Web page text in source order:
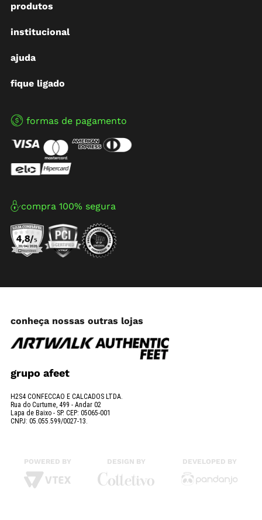
produtos
institucional
ajuda
fique ligado
formas de pagamento
compra 100% segura
conheça nossas outras lojas
grupo afeet
H2S4 CONFECCAO E CALCADOS LTDA.
Rua do Curtume, 499 - Andar 02
Lapa de Baixo - SP. CEP: 05065-001
CNPJ: 05.055.599/0027-13.
POWERED BY DESIGN BY DEVELOPED BY